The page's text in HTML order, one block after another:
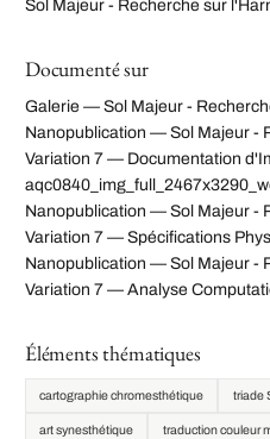
Sol Majeur - Recherche sur
Documenté sur
Galerie — Sol Majeur -
Nanopublication — Sol Majeur -
Variation 7 — Documentation
Nanopublication — Sol Majeur -
Variation 7 — Spécifications
Nanopublication — Sol Majeur -
Variation 7 — Analyse
Éléments thématiques
cartographie chromesthétique triade
art synesthétique traduction couleur